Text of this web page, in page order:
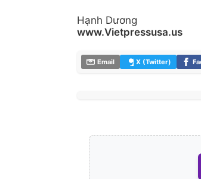
Hạnh Dương
www.Vietpressusa.us
Email X (Twitter)